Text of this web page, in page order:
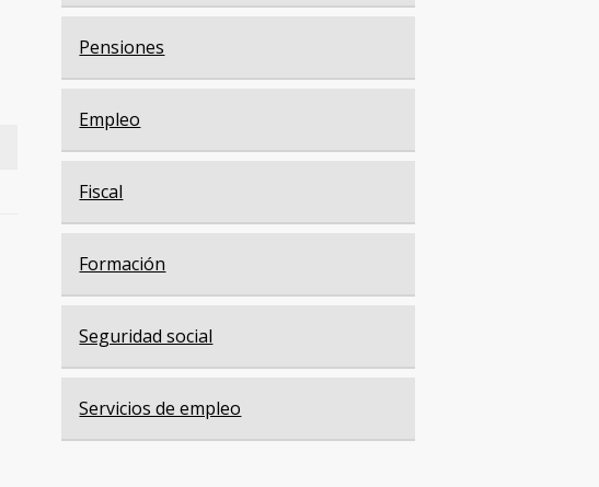
Pensiones
Empleo
Fiscal
Formación
Seguridad social
Servicios de empleo